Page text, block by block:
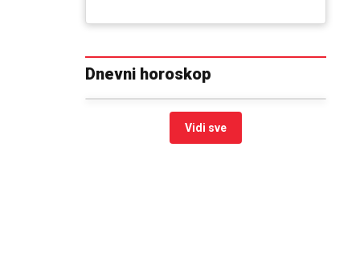
Dnevni horoskop
Vidi sve